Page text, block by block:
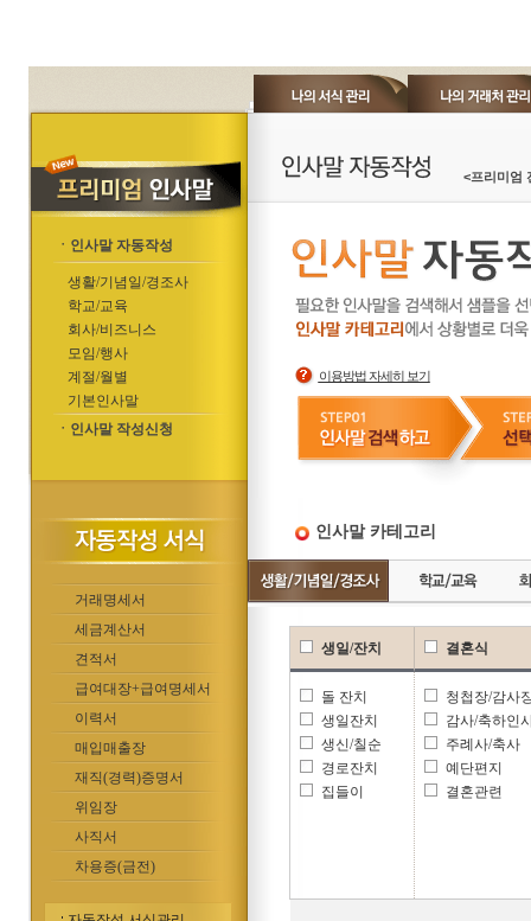
ㆍ인사말 자동작성
생활/기념일/경조사
학교/교육
회사/비즈니스
모임/행사
계절/월별
기본인사말
ㆍ인사말 작성신청
거래명세서
세금계산서
견적서
급여대장+급여명세서
이력서
매입매출장
재직(경력)증명서
위임장
사직서
차용증(금전)
<프리미엄
이용방법 자세히 보기
인사말 카테고리
생일/잔치
돌 잔치
생일잔치
생신/칠순
경로잔치
집들이
결혼식
청첩장/감사
감사/축하인
주례사/축사
예단편지
결혼관련